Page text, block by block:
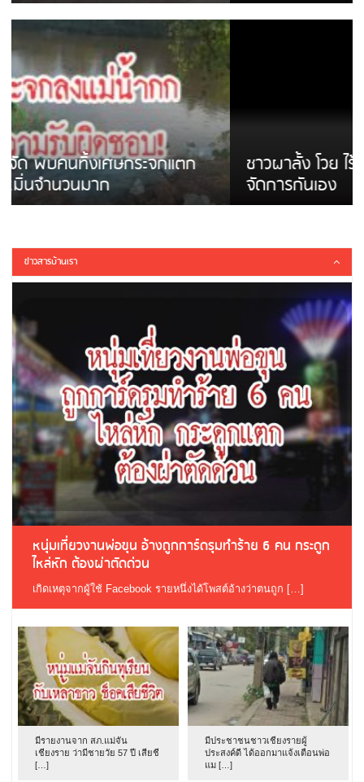
ชาวผาลั้ง โวย ไร้หน่วยงานดูแล ดินสไลด์ ต้อง
จัดการกันเอง
ข่าวสารบ้านเรา
หนุ่มเที่ยวงานพ่อขุน อ้างถูกการ์ดรุมทำร้าย 6 คน กระดูก
ไหล่หัก ต้องผ่าตัดด่วน
เกิดเหตุจากผู้ใช้ Facebook รายหนึ่งได้โพสต์อ้างว่าตนถูก […]
มีรายงานจาก สภ.แม่จัน
เชียงราย ว่ามีชายวัย 57 ปี เสียชี
[…]
มีประชาชนชาวเชียงรายผู้
ประสงค์ดี ได้ออกมาแจ้งเตือนพ่อ
แม […]